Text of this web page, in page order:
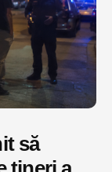
să